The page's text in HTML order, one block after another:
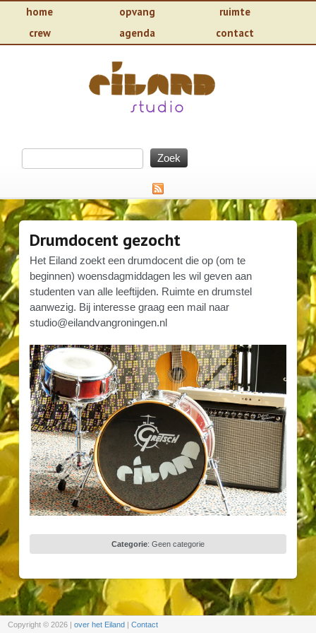
home opvang
ruimte
crew
agenda contact
Drumdocent gezocht
Het Eiland zoekt een drumdocent die op (om te
beginnen) woensdagmiddagen les wil geven aan
studenten van alle leeftijden. Ruimte en drumstel
aanwezig. Bij interesse graag een mail naar
studio@eilandvangroningen.nl
Categorie: Geen categorie
Copyright © 2026 |over het Eiland |Contact